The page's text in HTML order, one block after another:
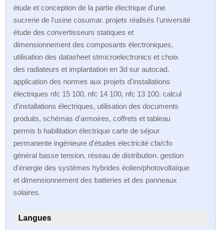
étude et conception de la partie électrique d'une
sucrerie de l'usine cosumar. projets réalisés l'université
étude des convertisseurs statiques et
dimensionnement des composants électroniques,
utilisation des datasheet stmicroelectronics et choix
des radiateurs et implantation en 3d sur autocad.
application des normes aux projets d'installations
électriques nfc 15 100, nfc 14 100, nfc 13 100. calcul
d'installations électriques, utilisation des documents
produits, schémas d'armoires, coffrets et tableau
permis b habilitation électrique carte de séjour
permanente ingénieure d'études electricité cfa/cfo
général basse tension, réseau de distribution. gestion
d'énergie des systèmes hybrides éolien/photovoltaïque
et dimensionnement des batteries et des panneaux
solaires.
Langues